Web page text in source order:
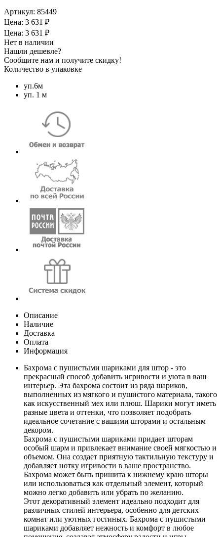
Артикул: 85449
Цена: 3 631 ₽
Цена: 3 631 ₽
Нет в наличии
Нашли дешевле?
Сообщите нам и получите скидку!
Количество в упаковке
уп.6м
уп. 1 м
Описание
Наличие
Доставка
Оплата
Информация
Бахрома с пушистыми шариками для штор - это
прекрасный способ добавить игривости и уюта в ваш
интерьер. Эта бахрома состоит из ряда шариков,
выполненных из мягкого и пушистого материала, такого
как искусственный мех или плюш. Шарики могут иметь
разные цвета и оттенки, что позволяет подобрать
идеальное сочетание с вашими шторами и остальным
декором.
Бахрома с пушистыми шариками придает шторам
особый шарм и привлекает внимание своей мягкостью и
объемом. Она создает приятную тактильную текстуру и
добавляет нотку игривости в ваше пространство.
Бахрома может быть пришита к нижнему краю шторы
или использоваться как отдельный элемент, который
можно легко добавить или убрать по желанию.
Этот декоративный элемент идеально подходит для
различных стилей интерьера, особенно для детских
комнат или уютных гостиных. Бахрома с пушистыми
шариками добавляет нежность и комфорт в любое